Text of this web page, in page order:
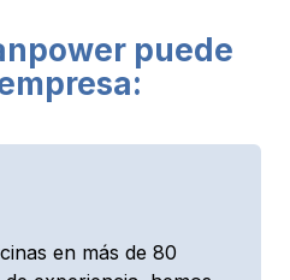
puede
en más de 80